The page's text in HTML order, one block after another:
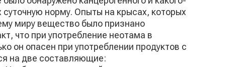
норму. Опыты на крысах, которых
миру вещество было признано
что при употребление неотама в
он опасен при употреблении продуктов с
на две составляющие: